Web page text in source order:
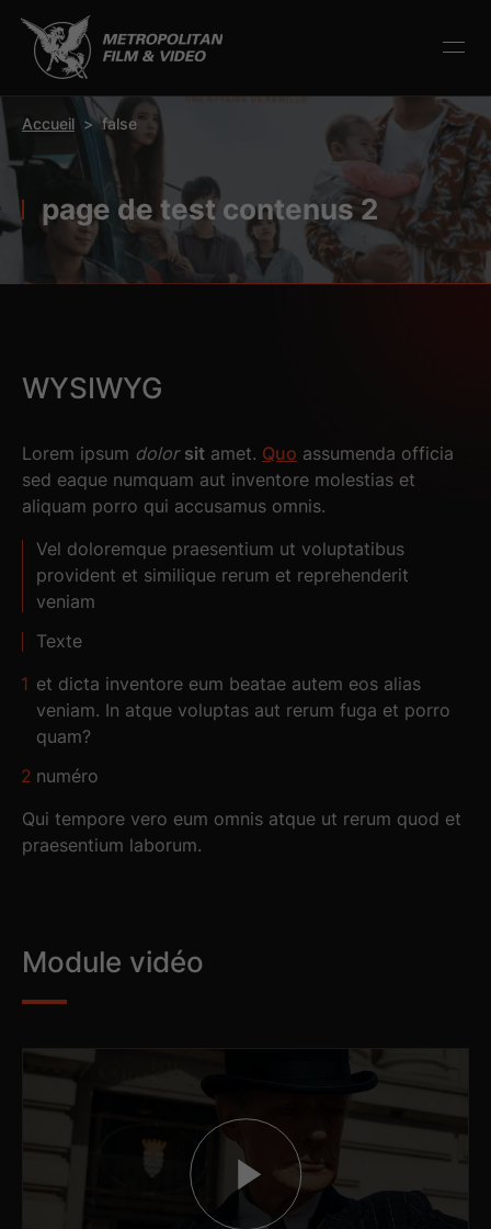
barre d’outils
Accueil >false
page de test contenus 2
WYSIWYG
Lorem ipsum dolor sit amet. Quo assumenda officia
sed eaque numquam aut inventore molestias et
aliquam porro qui accusamus omnis.
Vel doloremque praesentium ut voluptatibus
provident et similique rerum et reprehenderit
veniam
Texte
et dicta inventore eum beatae autem eos alias
veniam. In atque voluptas aut rerum fuga et porro
quam?
numéro
Qui tempore vero eum omnis atque ut rerum quod et
praesentium laborum.
Module vidéo